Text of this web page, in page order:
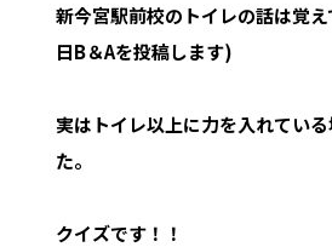
新今宮駅前校のトイレの話は覚
日B＆Aを投稿します)
実はトイレ以上に力を入れてい
た。
クイズです！！